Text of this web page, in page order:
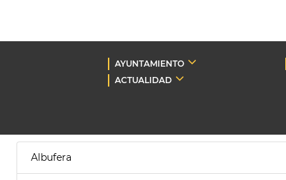
AYUNTAMIENTO
ACTUALIDAD
Albufera